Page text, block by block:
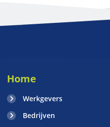
Home
Werkgevers
Bedrijven